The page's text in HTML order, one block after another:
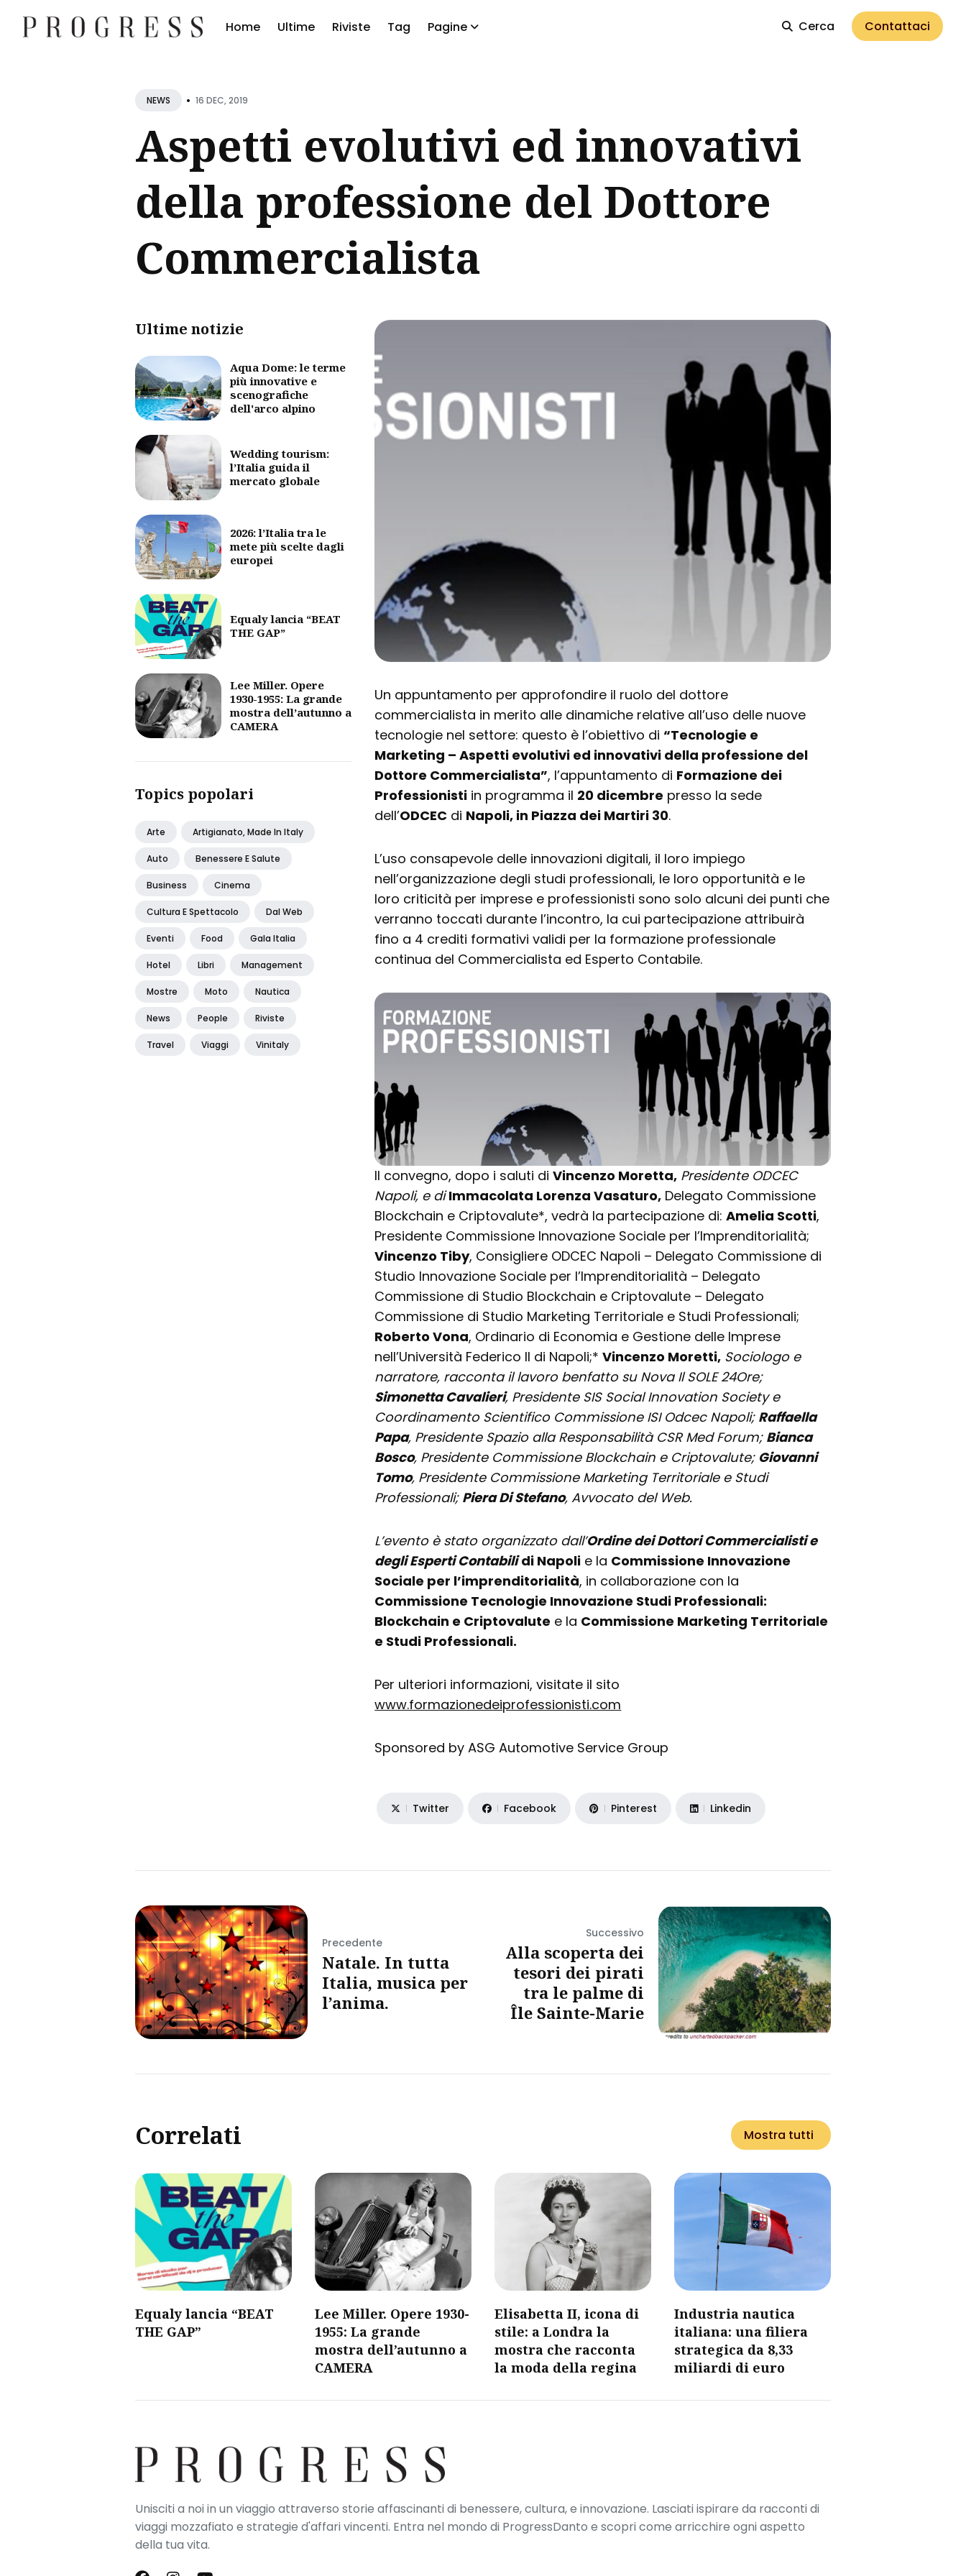
Home Ultime Riviste Tag Pagine Cerca Contattaci
NEWS • 16 DEC, 2019
Aspetti evolutivi ed innovativi
della professione del Dottore
Commercialista
Ultime notizie
Aqua Dome: le terme
più innovative e
scenografiche
dell'arco alpino
Wedding tourism:
l’Italia guida il
mercato globale
2026: l’Italia tra le
mete più scelte dagli
europei
Equaly lancia “BEAT
THE GAP”
Lee Miller. Opere
1930-1955: La grande
mostra dell’autunno a
CAMERA
Topics popolari
Arte Artigianato, Made In Italy
Auto Benessere E Salute
Business Cinema
Cultura E Spettacolo Dal Web
Eventi Food Gala Italia
Hotel Libri Management
Mostre Moto Nautica
News People Riviste
Travel Viaggi Vinitaly
Un appuntamento per approfondire il ruolo del dottore
commercialista in merito alle dinamiche relative all’uso delle nuove
tecnologie nel settore: questo è l’obiettivo di“Tecnologie e
Marketing – Aspetti evolutivi ed innovativi della professione del
Dottore Commercialista”, l’appuntamento di Formazione dei
Professionisti in programma il 20 dicembre presso la sede
dell’ODCEC di Napoli, in Piazza dei Martiri 30.
L’uso consapevole delle innovazioni digitali, il loro impiego
nell’organizzazione degli studi professionali, le loro opportunità e le
loro criticità per imprese e professionisti sono solo alcuni dei punti che
verranno toccati durante l’incontro, la cui partecipazione attribuirà
fino a 4 crediti formativi validi per la formazione professionale
continua del Commercialista ed Esperto Contabile.
Il convegno, dopo i saluti diVincenzo Moretta, Presidente ODCEC
Napoli, e di Immacolata Lorenza Vasaturo, Delegato Commissione
Blockchain e Criptovalute*, vedrà la partecipazione di:Amelia Scotti,
Presidente Commissione Innovazione Sociale per l’Imprenditorialità;
Vincenzo Tiby, Consigliere ODCEC Napoli – Delegato Commissione di
Studio Innovazione Sociale per l’Imprenditorialità – Delegato
Commissione di Studio Blockchain e Criptovalute – Delegato
Commissione di Studio Marketing Territoriale e Studi Professionali;
Roberto Vona, Ordinario di Economia e Gestione delle Imprese
nell’Università Federico II di Napoli;*Vincenzo Moretti, Sociologo e
narratore, racconta il lavoro benfatto su Nova Il SOLE 24Ore;
Simonetta Cavalieri, Presidente SIS Social Innovation Society e
Coordinamento Scientifico Commissione ISI Odcec Napoli; Raffaella
Papa, Presidente Spazio alla Responsabilità CSR Med Forum; Bianca
Bosco, Presidente Commissione Blockchain e Criptovalute; Giovanni
Tomo, Presidente Commissione Marketing Territoriale e Studi
Professionali; Piera Di Stefano, Avvocato del Web.
L’evento è stato organizzato dall’Ordine dei Dottori Commercialisti e
degli Esperti Contabili di Napoli e la Commissione Innovazione
Sociale per l’imprenditorialità, in collaborazione con la
Commissione Tecnologie Innovazione Studi Professionali:
Blockchain e Criptovalute e la Commissione Marketing Territoriale
e Studi Professionali.
Per ulteriori informazioni, visitate il sito
www.formazionedeiprofessionisti.com
Sponsored by ASG Automotive Service Group
Twitter Facebook Pinterest Linkedin
Precedente
Natale. In tutta
Italia, musica per
l’anima.
Successivo
Alla scoperta dei
tesori dei pirati
tra le palme di
Île Sainte-Marie
Correlati Mostra tutti
Equaly lancia “BEAT
THE GAP”
Lee Miller. Opere 1930-
1955: La grande
mostra dell’autunno a
CAMERA
Elisabetta II, icona di
stile: a Londra la
mostra che racconta
la moda della regina
​Industria nautica
italiana: una filiera
strategica da 8,33
miliardi di euro​
Unisciti a noi in un viaggio attraverso storie affascinanti di benessere, cultura, e innovazione. Lasciati ispirare da racconti di
viaggi mozzafiato e strategie d'affari vincenti. Entra nel mondo di ProgressDanto e scopri come arricchire ogni aspetto
della tua vita.